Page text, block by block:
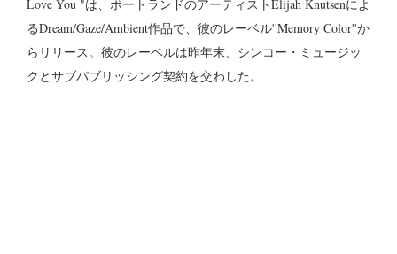
Love You "は、ポートランドのアーティストElijah Knutsenによ
るDream/Gaze/Ambient作品で、彼のレーベル''Memory Color''か
らリリース。彼のレーベルは昨年末、シンコー・ミュージッ
クとサブパブリッシング契約を交わした。